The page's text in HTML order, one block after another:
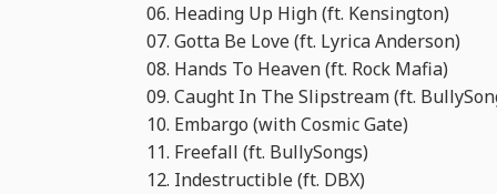
06. Heading Up High (ft. Kensington)
07. Gotta Be Love (ft. Lyrica Anderson)
08. Hands To Heaven (ft. Rock Mafia)
09. Caught In The Slipstream (ft.
10. Embargo (with Cosmic Gate)
11. Freefall (ft. BullySongs)
12. Indestructible (ft. DBX)